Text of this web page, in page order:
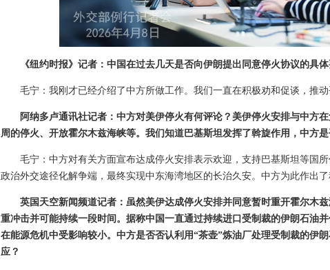
《纽约时报》记者：中国在过去几天是否向伊朗提出同意停火协议的具体
毛宁：我刚才已经介绍了中方所做工作。我们一直在积极劝和促谈，推动
阿纳多卢通讯社记者：中方对美伊停火有何评论？美伊停火安排与中方
周的停火、开放霍尔木兹海峡等。我们知道巴基斯坦发挥了斡旋作用，中方
毛宁：中方对有关方面宣布达成停火安排表示欢迎，支持巴基斯坦等国
政治外交途径化解争端，最终实现中东海湾地区的长治久安。中方为此作出了
英国天空新闻频道记者：虽然美伊达成停火安排并同意暂时重开霍尔木
重冲击并可能持续一段时间。据称中国一直通过持续进口受制裁的伊朗石油
在能源危机中受影响较小。中方是否否认利用“茶壶”炼油厂处理受制裁的伊
应？